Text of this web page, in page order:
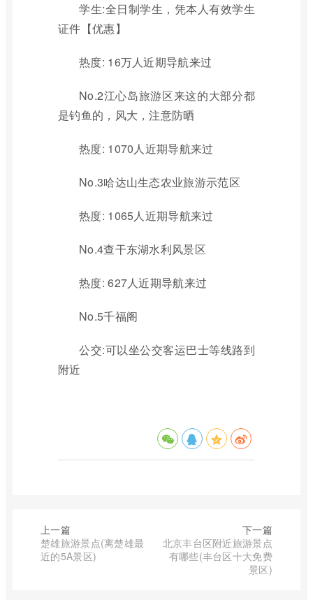
学生:全日制学生，凭本人有效学生
证件【优惠】
热度: 16万人近期导航来过
No.2江心岛旅游区来这的大部分都
是钓鱼的，风大，注意防晒
热度: 1070人近期导航来过
No.3哈达山生态农业旅游示范区
热度: 1065人近期导航来过
No.4查干东湖水利风景区
热度: 627人近期导航来过
No.5千福阁
公交:可以坐公交客运巴士等线路到
附近
上一篇
楚雄旅游景点(离楚雄最
近的5A景区)
下一篇
北京丰台区附近旅游景点
有哪些(丰台区十大免费
景区)